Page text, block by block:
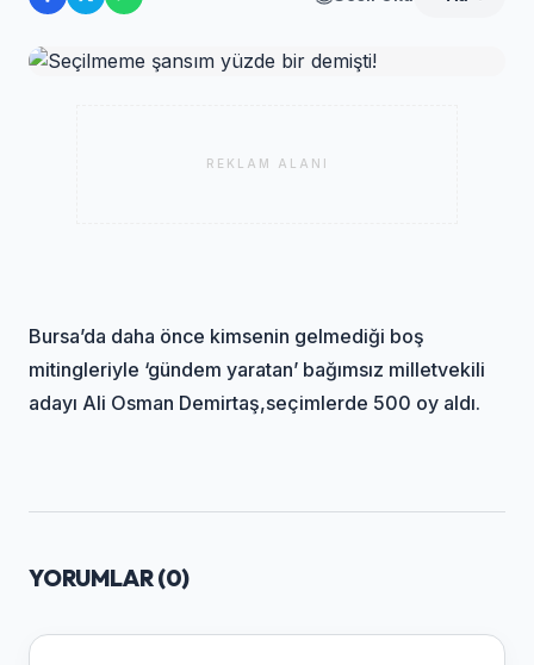
REKLAM ALANI
Bursa’da daha önce kimsenin gelmediği boş
mitingleriyle ‘gündem yaratan’ bağımsız milletvekili
adayı Ali Osman Demirtaş,seçimlerde 500 oy aldı.
YORUMLAR (0)